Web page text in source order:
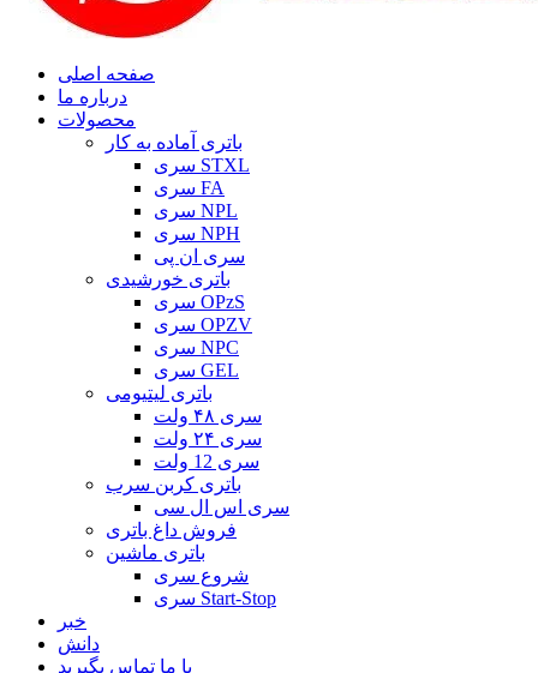
صفحه اصلی
درباره ما
محصولات
باتری آماده به کار
سری STXL
سری FA
سری NPL
سری NPH
سری ان پی
باتری خورشیدی
سری OPzS
سری OPZV
سری NPC
سری GEL
باتری لیتیومی
سری ۴۸ ولت
سری ۲۴ ولت
سری 12 ولت
باتری کربن سرب
سری اس ال سی
فروش داغ باتری
باتری ماشین
شروع سری
سری Start-Stop
خبر
دانش
با ما تماس بگیرید